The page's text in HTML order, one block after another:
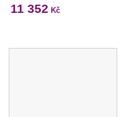
11 352 Kč